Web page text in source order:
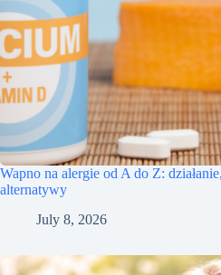
Wapno na alergie od A do Z:
alternatywy
July 8, 2026